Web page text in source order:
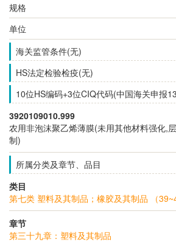
规格
单位
海关监管条件(无)
HS法定检验检疫(无)
10位HS编码+3位CIQ代码(中国海关申报
3920109010.999
农用非泡沫聚乙烯薄膜(未用其他材料强化,
制)
所属分类及章节、品目
类目
第七类 塑料及其制品；橡胶及其制品 （
章节
第三十九章：塑料及其制品